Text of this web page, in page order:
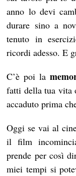
anno lo devi
durare sino a
tenuto in
ricordi adesso. E
C’è poi la
fatti della tua vita
accaduto prima
Oggi se vai al
il film
prende per così
miei tempi si